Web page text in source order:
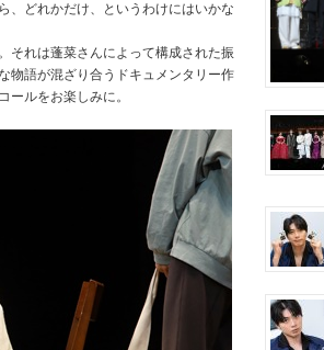
、どれかだけ、というわけにはいかな
それは蓬菜さんによって構成された振
物語が混ざり合うドキュメンタリー作
ールをお楽しみに。